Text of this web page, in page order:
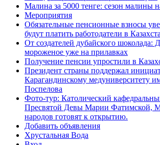
Малина за 5000 тенге: сезон малины
Мероприятия
Обязательные пенсионные взносы
будут платить работодатели в
От создателей дубайского шоколада:
мороженое уже на прилавках
Получение пенсии упростили в
Президент страны поддержал
Карагандинскому медуниверситету
Поспелова
Фото-тур: Католический
Пресвятой Девы Марии Фатимской,
народов готовят к открытию.
Добавить объявления
Хрустальная Вода